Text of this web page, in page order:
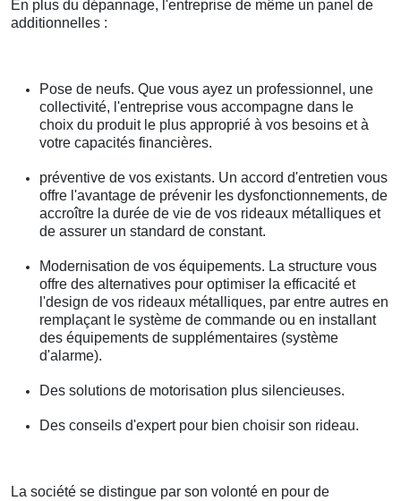
En plus du dépannage, l'entreprise de même un panel de
additionnelles :
Pose de neufs. Que vous ayez un professionnel, une
collectivité, l'entreprise vous accompagne dans le
choix du produit le plus approprié à vos besoins et à
votre capacités financières.
préventive de vos existants. Un accord d'entretien vous
offre l'avantage de prévenir les dysfonctionnements, de
accroître la durée de vie de vos rideaux métalliques et
de assurer un standard de constant.
Modernisation de vos équipements. La structure vous
offre des alternatives pour optimiser la efficacité et
l'design de vos rideaux métalliques, par entre autres en
remplaçant le système de commande ou en installant
des équipements de supplémentaires (système
d'alarme).
Des solutions de motorisation plus silencieuses.
Des conseils d'expert pour bien choisir son rideau.
La société se distingue par son volonté en pour de